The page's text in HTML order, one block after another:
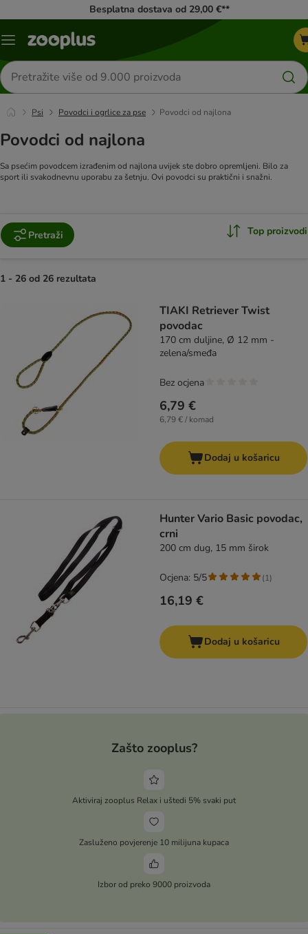
Besplatna dostava od 29,00 €**
Izbornik
Traži
proizvode
Psi Povodci i ogrlice za pse Povodci od najlona
Povodci od najlona
Sa psećim povodcem izrađenim od najlona uvijek ste dobro opremljeni. Bilo za
sport ili svakodnevnu uporabu za šetnju. Ovi povodci su praktični i snažni.
Pretraži Top proizvodi
1 - 26 od 26 rezultata
TIAKI Retriever Twist
povodac
170 cm duljine, Ø 12 mm -
zelena/smeđa
6,79 €
6,79 € / komad
Bez ocjena
Dodaj u košaricu
Hunter Vario Basic povodac,
crni
200 cm dug, 15 mm širok
16,19 €
Ocjena: 5/5 (1)
Dodaj u košaricu
Zašto zooplus?
Aktiviraj zooplus Relax i uštedi 5% svaki put
Zasluženo povjerenje 10 milijuna kupaca
Izbor od preko 9000 proizvoda